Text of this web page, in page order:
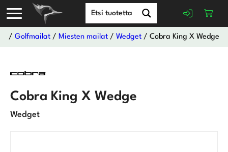
/Golfmailat /Miesten mailat /Wedget / Cobra King X Wedge
Cobra King X Wedge
Wedget